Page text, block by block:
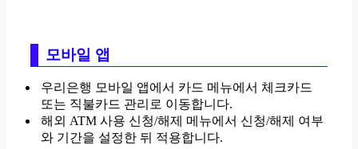
모바일 앱
우리은행 모바일 앱에서 카드 메뉴에서 체크카드
또는 직불카드 관리로 이동합니다.
해외 ATM 사용 신청/해제 메뉴에서 신청/해제 여부
와 기간을 설정한 뒤 적용합니다.